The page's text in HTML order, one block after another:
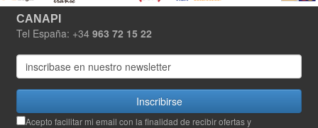
CANAPI
Tel España: +34 963 72 15 22
Inscribirse
Acepto facilitar mi email con la finalidad de recibir ofertas y